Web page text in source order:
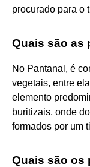
procurado para o
Quais são as
No Pantanal, é
vegetais, entre
elemento
buritizais, onde
formados por um
Quais são os